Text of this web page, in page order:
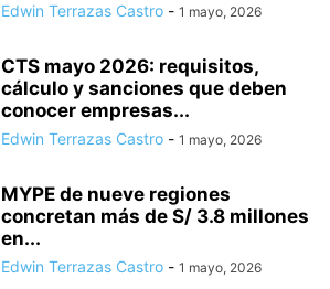
Edwin Terrazas Castro - 1 mayo, 2026
CTS mayo 2026: requisitos,
cálculo y sanciones que deben
conocer empresas...
Edwin Terrazas Castro - 1 mayo, 2026
MYPE de nueve regiones
concretan más de S/ 3.8 millones
en...
Edwin Terrazas Castro - 1 mayo, 2026